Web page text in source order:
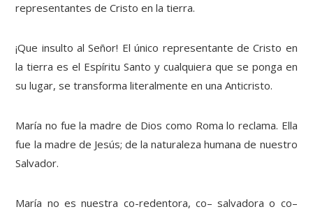
representantes de Cristo en la tierra.
¡Que insulto al Señor! El único representante de Cristo en
la tierra es el Espíritu Santo y cualquiera que se ponga en
su lugar, se transforma literalmente en una Anticristo.
María no fue la madre de Dios como Roma lo reclama. Ella
fue la madre de Jesús; de la naturaleza humana de nuestro
Salvador.
María no es nuestra co-redentora, co– salvadora o co–